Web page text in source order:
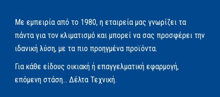
Με εμπειρία από το 1980, η εταιρεία μας γνωρίζει τα
πάντα για τον κλιματισμό και μπορεί να σας προσφέρει την
ιδανική λύση, με τα πιο προηγμένα προϊόντα.
Για κάθε είδους οικιακή ή επαγγελματική εφαρμογή,
επόμενη στάση… Δέλτα Τεχνική.